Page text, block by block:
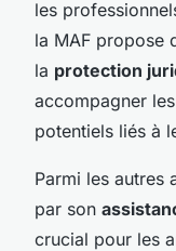
les
la MAF propose
la protection
accompagner
potentiels liés à
Parmi les autres
par son
crucial pour les